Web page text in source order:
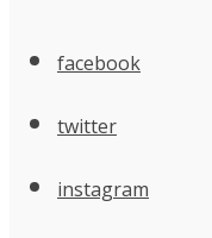
facebook
twitter
instagram